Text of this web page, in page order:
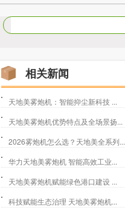
相关新闻
天地美雾炮机：智能抑尘新科技 ...
天地美雾炮机优势特点及全场景扬...
2026雾炮机怎么选？天地美全系列...
华力天地美雾炮机 智能高效工业...
天地美雾炮机赋能绿色港口建设 ...
科技赋能生态治理 天地美雾炮机...